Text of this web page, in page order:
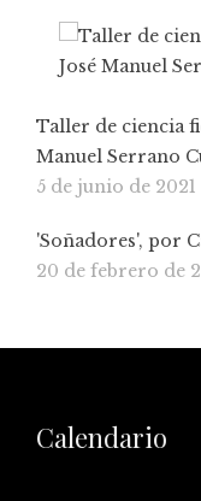
Taller de ciencia
Manuel Serrano
5 de junio de 2021
'Soñadores', por
20 de febrero de
Calendario